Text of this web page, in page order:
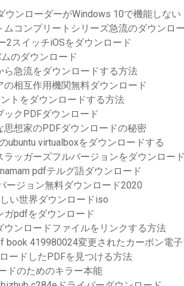
ウンローダーがWindows 10で機能しない
ムコンプリートシリーズ急流のダウンロ
2スイッチiOSをダウンロード
のダウンロード
ら急流をダウンロードする方法
の相互作用機関無料ダウンロード
トをダウンロードする方法
ックPDFダウンロード
思想家のPDFダウンロードの秘密
ubuntu virtualboxをダウンロードする
ラッガーズフルバージョンをダウンロー
pdfテルグ語ダウンロード
ージョン無料ダウンロード2020
い世界ダウンロードiso
ガpdfをダウンロード
ウンロードファイルをリンクする方法
book 419980024変更されたカーボン電
ードしたPDFを見つける方法
ドのためのキラー本能